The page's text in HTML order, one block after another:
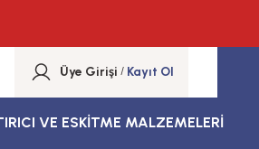
Üye Girişi / Kayıt Ol
VE ESKİTME MALZEMELERİ